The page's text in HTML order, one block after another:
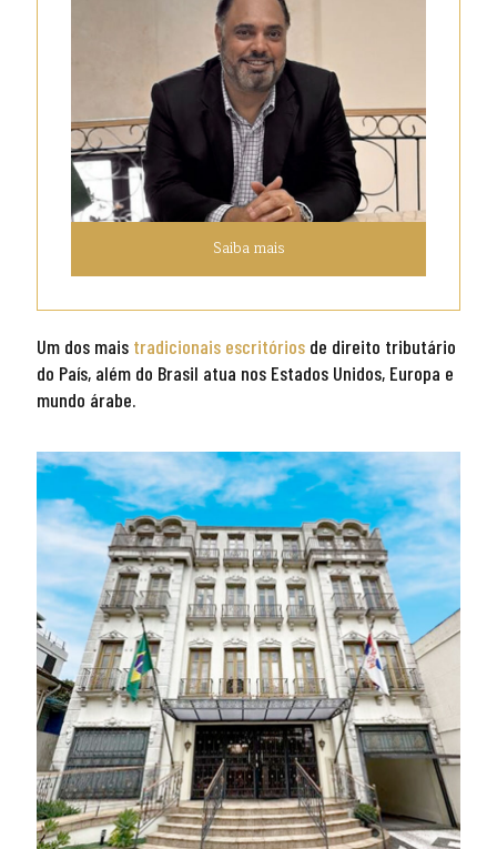
Saiba mais
Um dos mais tradicionais escritórios de direito tributário
do País, além do Brasil atua nos Estados Unidos, Europa e
mundo árabe.